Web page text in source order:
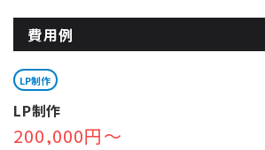
費用例
LP制作
LP制作
200,000円～